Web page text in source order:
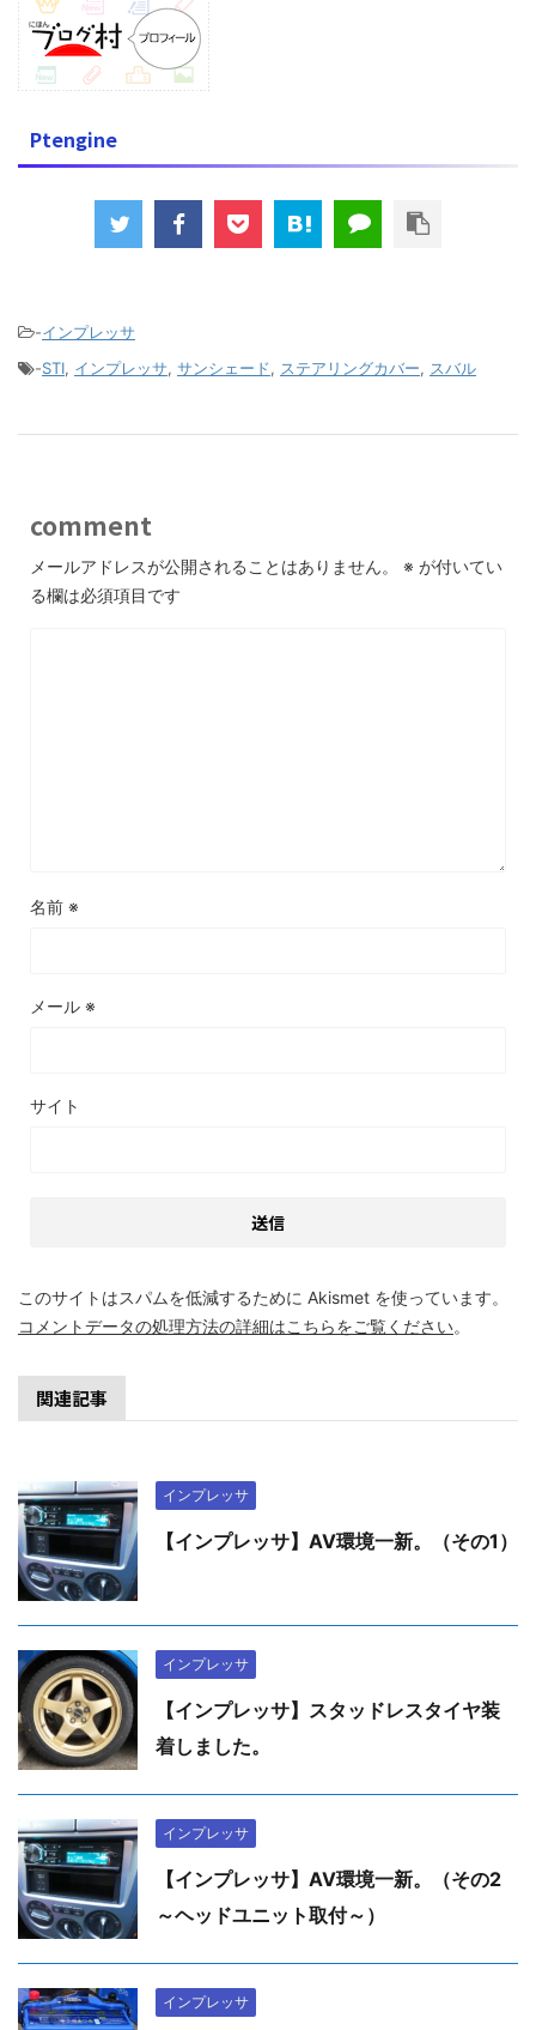
Ptengine
-インプレッサ
-STI, インプレッサ, サンシェード, ステアリングカバー, スバル
comment
メールアドレスが公開されることはありません。 ※ が付いてい
る欄は必須項目です
名前 ※
メール ※
サイト
このサイトはスパムを低減するために Akismet を使っています。
コメントデータの処理方法の詳細はこちらをご覧ください。
関連記事
インプレッサ
【インプレッサ】AV環境一新。（その1）
インプレッサ
【インプレッサ】スタッドレスタイヤ装
着しました。
インプレッサ
【インプレッサ】AV環境一新。（その2
～ヘッドユニット取付～）
インプレッサ